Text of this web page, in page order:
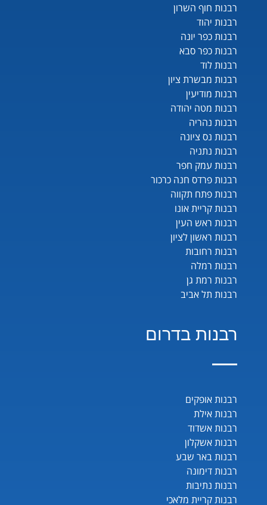
רבנות חוף השרון
רבנות יהוד
רבנות כפר יונה
רבנות כפר סבא
רבנות לוד
רבנות מבשרת ציון
רבנות מודיעין
רבנות מטה יהודה
רבנות נהריה
רבנות נס ציונה
רבנות נתניה
רבנות עמק חפר
רבנות פרדס חנה כרכור
רבנות פתח תקווה
רבנות קריית אונו
רבנות ראש העין
רבנות ראשון לציון
רבנות רחובות
רבנות רמלה
רבנות רמת גן
רבנות תל אביב
רבנות בדרום
רבנות אופקים
רבנות אילת
רבנות אשדוד
רבנות אשקלון
רבנות באר שבע
רבנות דימונה
רבנות נתיבות
רבנות קריית מלאכי